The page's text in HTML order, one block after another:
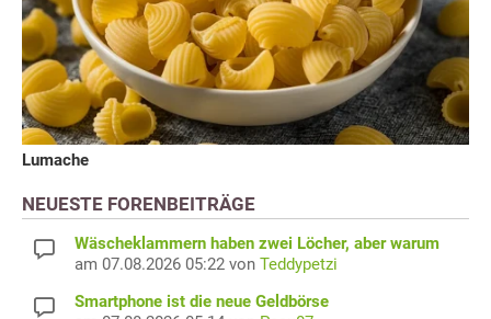
Lumache
NEUESTE FORENBEITRÄGE
Wäscheklammern haben zwei Löcher, aber warum
am 07.08.2026 05:22 von Teddypetzi
Smartphone ist die neue Geldbörse